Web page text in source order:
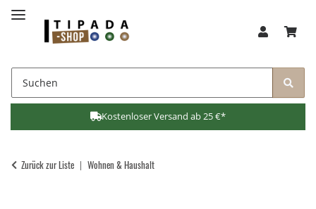
Kostenloser Versand ab 25 €*
Zurück zur Liste Wohnen & Haushalt